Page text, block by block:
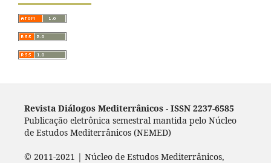
Revista Diálogos Mediterrânicos - ISSN 2237-6585
Publicação eletrônica semestral mantida pelo Núcleo
de Estudos Mediterrânicos (NEMED)
© 2011-2021 | Núcleo de Estudos Mediterrânicos,